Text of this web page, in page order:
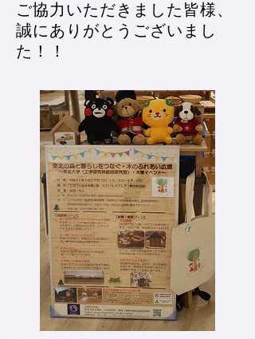
ご協力いただきました皆様、
誠にありがとうございまし
た！！